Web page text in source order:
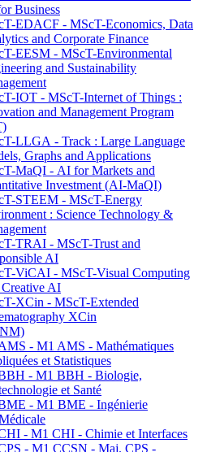
Business
EDACF - MScT-Economics, Data
and Corporate Finance
EESM - MScT-Environmental
and Sustainability
IOT - MScT-Internet of Things :
and Management Program
LLGA - Track : Large Language
Graphs and Applications
MaQI - AI for Markets and
Investment (AI-MaQI)
STEEM - MScT-Energy
: Science Technology &
TRAI - MScT-Trust and
AI
ViCAI - MScT-Visual Computing
Creative AI
XCin - MScT-Extended
XCin
- M1 AMS - Mathématiques
et Statistiques
- M1 BBH - Biologie,
et Santé
- M1 BME - Ingénierie
- M1 CHI - Chimie et Interfaces
- M1 CCSN - Maj. CPS -